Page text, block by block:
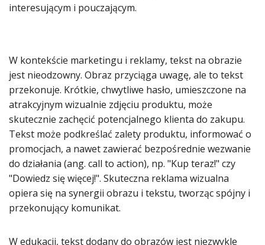
interesującym i pouczającym.
W kontekście marketingu i reklamy, tekst na obrazie
jest nieodzowny. Obraz przyciąga uwagę, ale to tekst
przekonuje. Krótkie, chwytliwe hasło, umieszczone na
atrakcyjnym wizualnie zdjęciu produktu, może
skutecznie zachęcić potencjalnego klienta do zakupu.
Tekst może podkreślać zalety produktu, informować o
promocjach, a nawet zawierać bezpośrednie wezwanie
do działania (ang. call to action), np. "Kup teraz!" czy
"Dowiedz się więcej!". Skuteczna reklama wizualna
opiera się na synergii obrazu i tekstu, tworząc spójny i
przekonujący komunikat.
W edukacji, tekst dodany do obrazów jest niezwykle